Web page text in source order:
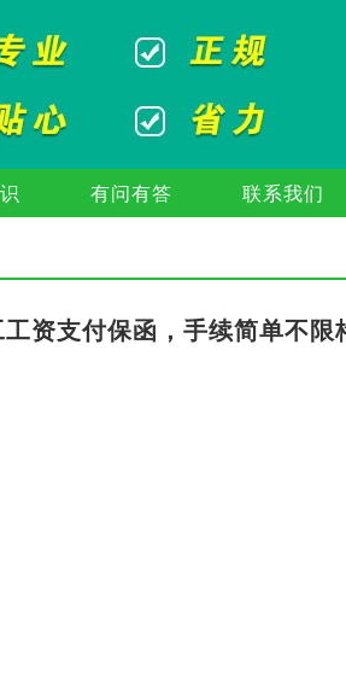
有问有答 联系我们
资支付保函，手续简单不限